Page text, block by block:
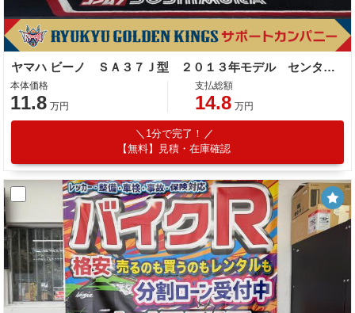
ヤマハ ビーノ ＳＡ３７Ｊ型 ２０１３年モデル センタースタンド
本体価格
11.8 万円
支払総額
14.8 万円
1分で完了！
【無料】見積・在庫確認